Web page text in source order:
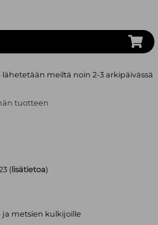
( lisätietoa)
ja metsien kulkijoille
meiltä noin 2-3 arkipäivässä
tuotteen